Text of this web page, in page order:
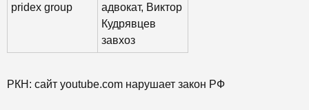
pridex group
адвокат, Виктор
Кудрявцев
завхоз
РКН: сайт youtube.com нарушает закон РФ